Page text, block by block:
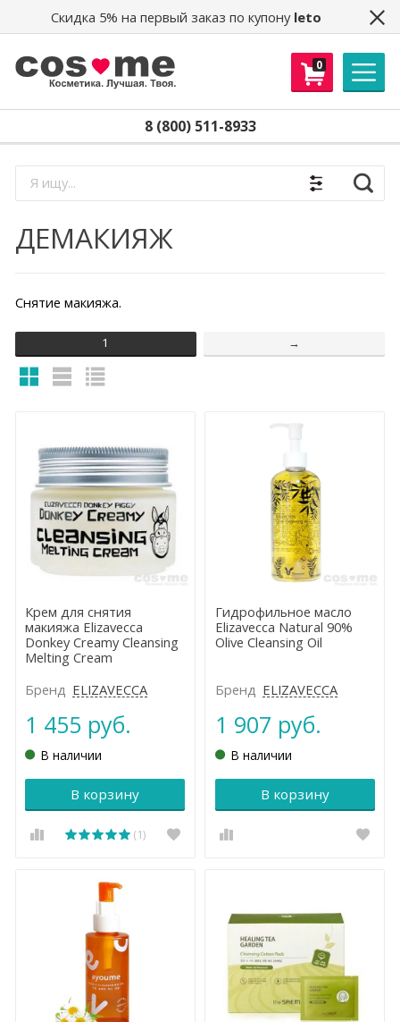
Скидка 5% на первый заказ по купону leto
0
8 (800) 511-8933
ДЕМАКИЯЖ
Снятие макияжа.
1 →
Крем для снятия
макияжа Elizavecca
Donkey Creamy Cleansing
Melting Cream
Бренд ELIZAVECCA
1 455 руб.
В наличии
В корзину
(1)
Гидрофильное масло
Elizavecca Natural 90%
Olive Cleansing Oil
Бренд ELIZAVECCA
1 907 руб.
В наличии
В корзину
секретный клуб распродаж, новости и
другие бонусы!
Получить